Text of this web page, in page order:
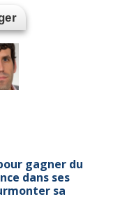
gagner du
dans ses
sa